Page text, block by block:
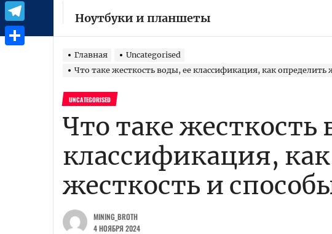
Ноутбуки и планшеты
Главная
Uncategorised
Что таке жесткость воды, ее классификация, как определить
UNCATEGORISED
Что таке жесткость
классификация,
жесткость и
MINING_BROTH
4 НОЯБРЯ 2024
VK
Telegram